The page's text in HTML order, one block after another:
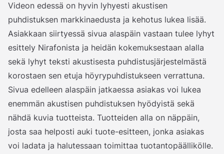
Videon edessä on hyvin lyhyesti akustisen
puhdistuksen markkinaedusta ja kehotus lukea lisää.
Asiakkaan siirtyessä sivua alaspäin vastaan tulee lyhyt
esittely Nirafonista ja heidän kokemuksestaan alalla
sekä lyhyt teksti akustisesta puhdistusjärjestelmästä
korostaen sen etuja höyrypuhdistukseen verrattuna.
Sivua edelleen alaspäin jatkaessa asiakas voi lukea
enemmän akustisen puhdistuksen hyödyistä sekä
nähdä kuvia tuotteista. Tuotteiden alla on näppäin,
josta saa helposti auki tuote-esitteen, jonka asiakas
voi ladata ja halutessaan toimittaa tuotantopäällikölle.